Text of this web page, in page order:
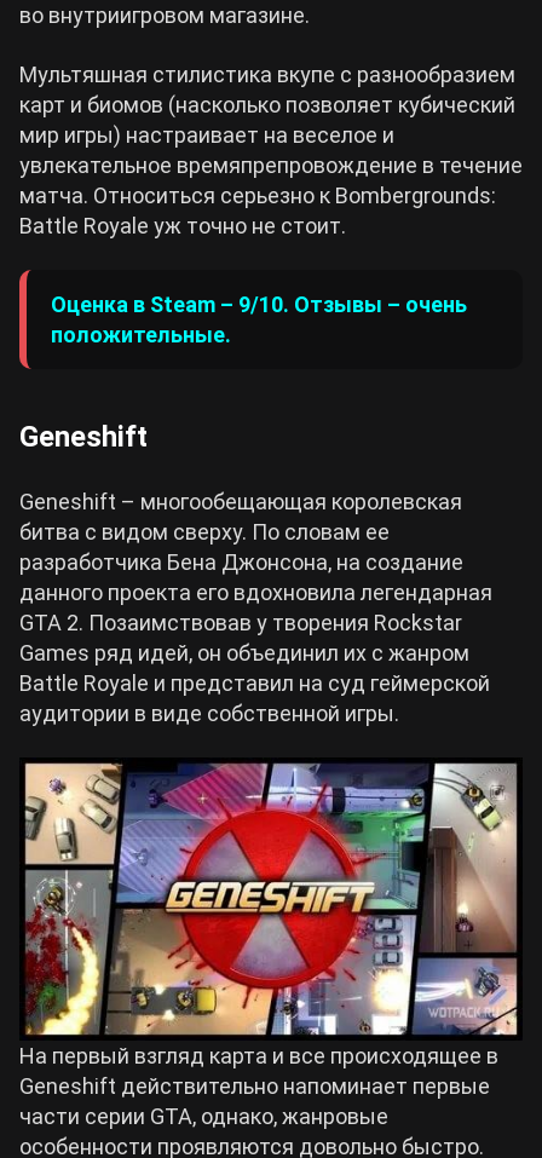
во внутриигровом магазине.
Мультяшная стилистика вкупе с разнообразием
карт и биомов (насколько позволяет кубический
мир игры) настраивает на веселое и
увлекательное времяпрепровождение в течение
матча. Относиться серьезно к Bombergrounds:
Battle Royale уж точно не стоит.
Оценка в Steam – 9/10. Отзывы – очень
положительные.
Geneshift
Geneshift – многообещающая королевская
битва с видом сверху. По словам ее
разработчика Бена Джонсона, на создание
данного проекта его вдохновила легендарная
GTA 2. Позаимствовав у творения Rockstar
Games ряд идей, он объединил их с жанром
Battle Royale и представил на суд геймерской
аудитории в виде собственной игры.
На первый взгляд карта и все происходящее в
Geneshift действительно напоминает первые
части серии GTA, однако, жанровые
особенности проявляются довольно быстро.